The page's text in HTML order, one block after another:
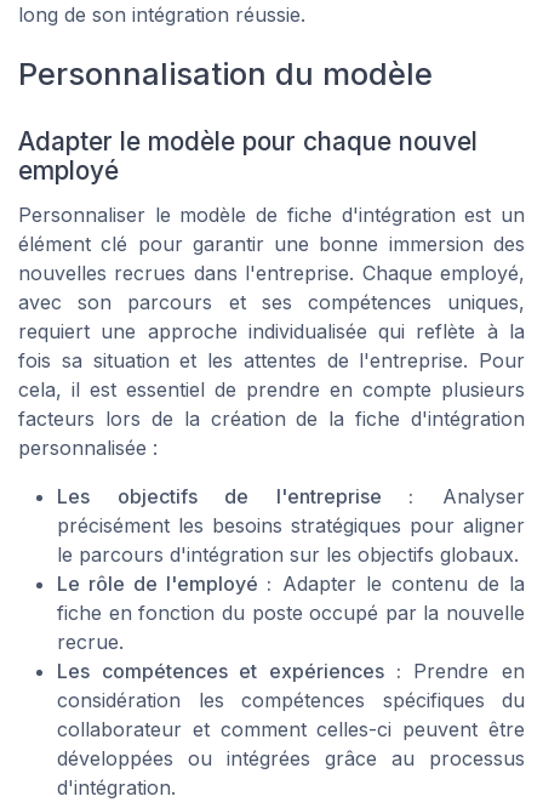
long de son intégration réussie.
Personnalisation du modèle
Adapter le modèle pour chaque nouvel
employé
Personnaliser le modèle de fiche d'intégration est un
élément clé pour garantir une bonne immersion des
nouvelles recrues dans l'entreprise. Chaque employé,
avec son parcours et ses compétences uniques,
requiert une approche individualisée qui reflète à la
fois sa situation et les attentes de l'entreprise. Pour
cela, il est essentiel de prendre en compte plusieurs
facteurs lors de la création de la fiche d'intégration
personnalisée :
Les objectifs de l'entreprise : Analyser
précisément les besoins stratégiques pour aligner
le parcours d'intégration sur les objectifs globaux.
Le rôle de l'employé : Adapter le contenu de la
fiche en fonction du poste occupé par la nouvelle
recrue.
Les compétences et expériences : Prendre en
considération les compétences spécifiques du
collaborateur et comment celles-ci peuvent être
développées ou intégrées grâce au processus
d'intégration.